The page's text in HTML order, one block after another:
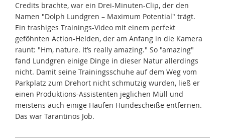
Credits brachte, war ein Drei-Minuten-Clip, der den
Namen "Dolph Lundgren – Maximum Potential" trägt.
Ein trashiges Trainings-Video mit einem perfekt
geföhnten Action-Helden, der am Anfang in die Kamera
raunt: "Hm, nature. It’s really amazing." So "amazing"
fand Lundgren einige Dinge in dieser Natur allerdings
nicht. Damit seine Trainingsschuhe auf dem Weg vom
Parkplatz zum Drehort nicht schmutzig wurden, ließ er
einen Produktions-Assistenten jeglichen Müll und
meistens auch einige Haufen Hundescheiße entfernen.
Das war Tarantinos Job.